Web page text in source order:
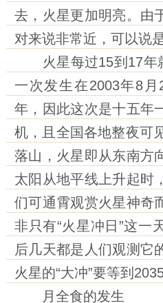
去，火星更加明亮。由
对来说非常近，可以说
火星每过15到17年
一次发生在2003年8
年，因此这次是十五年
机，且全国各地整夜可
落山，火星即从东南方
太阳从地平线上升起时
们可通霄观赏火星神奇
非只有“火星冲日”这一
后几天都是人们观测它
火星的“大冲”要等到2035
月全食的发生